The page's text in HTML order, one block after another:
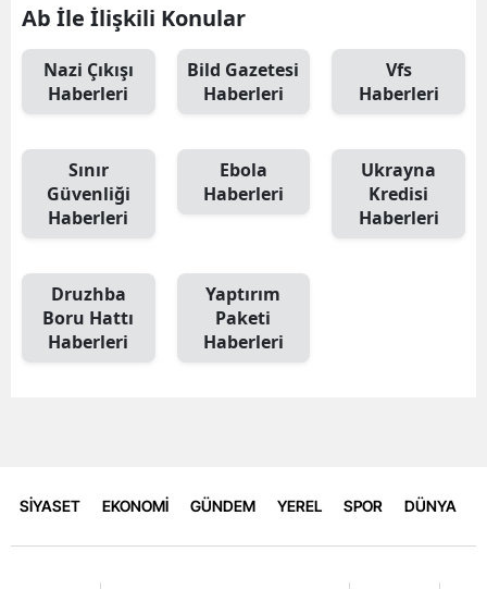
Ab İle İlişkili Konular
Nazi Çıkışı
Haberleri
Bild Gazetesi
Haberleri
Vfs
Haberleri
Sınır
Güvenliği
Haberleri
Ebola
Haberleri
Ukrayna
Kredisi
Haberleri
Druzhba
Boru Hattı
Haberleri
Yaptırım
Paketi
Haberleri
SİYASET EKONOMİ GÜNDEM YEREL SPOR DÜNYA